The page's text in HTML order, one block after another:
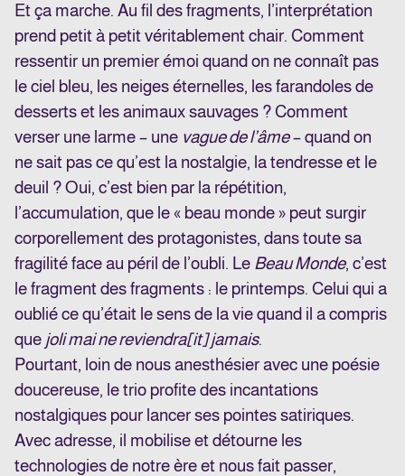
Et ça marche. Au fil des fragments, l’interprétation
prend petit à petit véritablement chair. Comment
ressentir un premier émoi quand on ne connaît pas
le ciel bleu, les neiges éternelles, les farandoles de
desserts et les animaux sauvages ? Comment
verser une larme – une vague de l’âme– quand on
ne sait pas ce qu’est la nostalgie, la tendresse et le
deuil ? Oui, c’est bien par la répétition,
l’accumulation, que le « beau monde » peut surgir
corporellement des protagonistes, dans toute sa
fragilité face au péril de l’oubli. Le Beau Monde, c’est
le fragment des fragments : le printemps. Celui qui a
oublié ce qu’était le sens de la vie quand il a compris
que joli mai ne reviendra[it] jamais.
Pourtant, loin de nous anesthésier avec une poésie
doucereuse, le trio profite des incantations
nostalgiques pour lancer ses pointes satiriques.
Avec adresse, il mobilise et détourne les
technologies de notre ère et nous fait passer,